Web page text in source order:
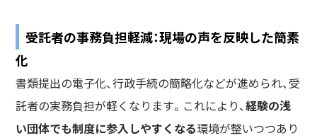
受託者の事務負担軽減：現場の声を反映した簡素
化
書類提出の電子化、行政手続の簡略化などが進められ、受
託者の実務負担が軽くなります。これにより、経験の浅
い団体でも制度に参入しやすくなる環境が整いつつあり